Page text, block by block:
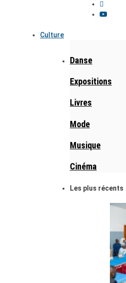
Culture
Danse
Expositions
Livres
Mode
Musique
Cinéma
Les plus récents